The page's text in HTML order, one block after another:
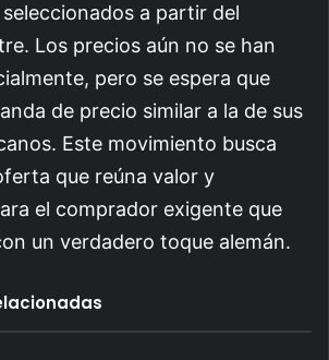
a partir del
Los precios aún no se han
pero se espera que
de precio similar a la de sus
Este movimiento busca
que reúna valor y
el comprador exigente que
un verdadero toque alemán.